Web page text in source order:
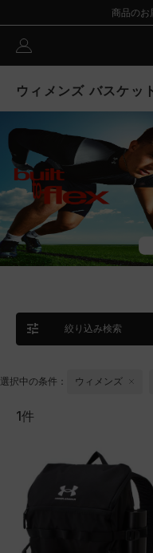
商品のお
ウィメンズ バスケッ
絞り込み検索
選択中の条件： ウィメンズ
1件